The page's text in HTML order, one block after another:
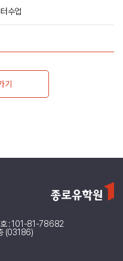
수업
기
호 : 101-81-78682
(03186)